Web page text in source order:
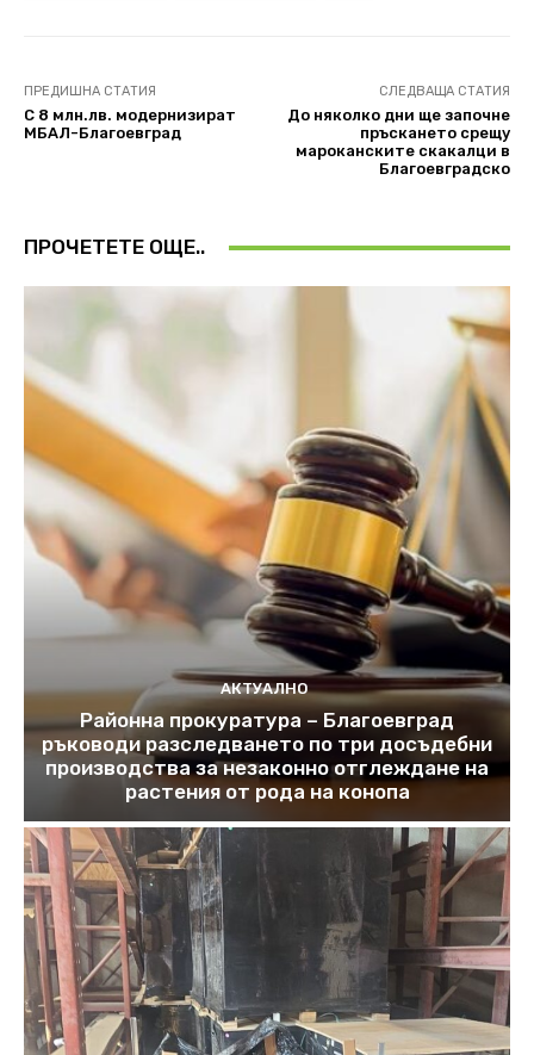
ПРЕДИШНА СТАТИЯ
С 8 млн.лв. модернизират
МБАЛ-Благоевград
СЛЕДВАЩА СТАТИЯ
До няколко дни ще започне
пръскането срещу
мароканските скакалци в
Благоевградско
ПРОЧЕТЕТЕ ОЩЕ..
АКТУАЛНО
Районна прокуратура – Благоевград
ръководи разследването по три досъдебни
производства за незаконно отглеждане на
растения от рода на конопа